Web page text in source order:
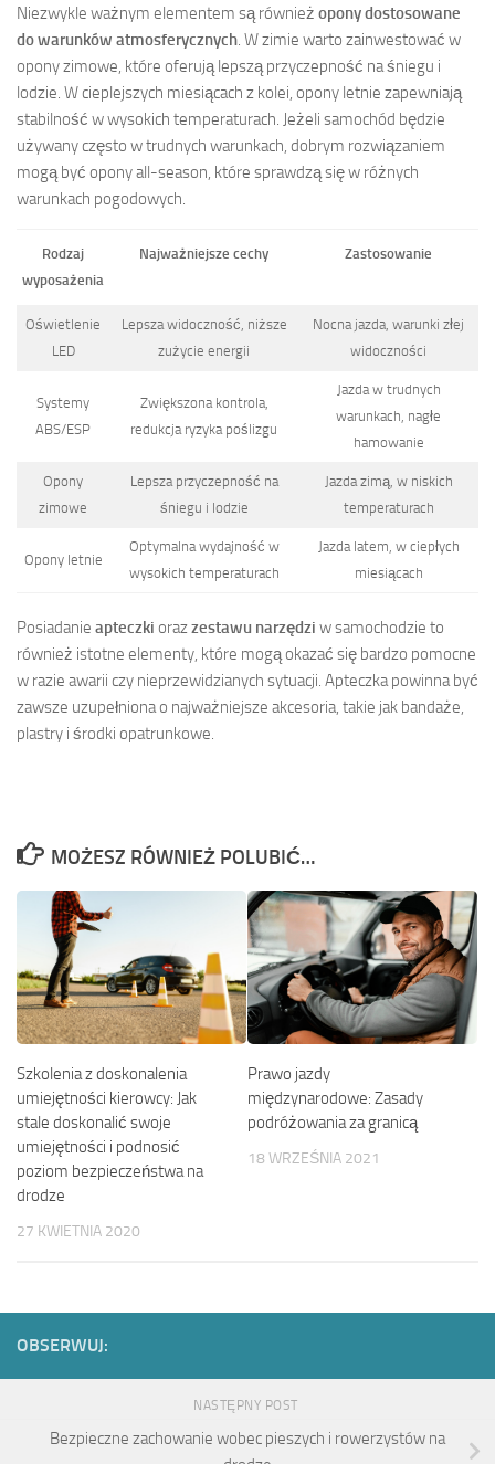
Niezwykle ważnym elementem są również opony dostosowane
do warunków atmosferycznych . W zimie warto zainwestować w
opony zimowe, które oferują lepszą przyczepność na śniegu i
lodzie. W cieplejszych miesiącach z kolei, opony letnie zapewniają
stabilność w wysokich temperaturach. Jeżeli samochód będzie
używany często w trudnych warunkach, dobrym rozwiązaniem
mogą być opony all-season, które sprawdzą się w różnych
warunkach pogodowych.
Rodzaj
wyposażenia
Najważniejsze cechy Zastosowanie
Oświetlenie
LED
Lepsza widoczność, niższe
zużycie energii
Nocna jazda, warunki złej
widoczności
Systemy
ABS/ESP
Zwiększona kontrola,
redukcja ryzyka poślizgu
Jazda w trudnych
warunkach, nagłe
hamowanie
Opony
zimowe
Lepsza przyczepność na
śniegu i lodzie
Jazda zimą, w niskich
temperaturach
Opony letnie
Optymalna wydajność w
wysokich temperaturach
Jazda latem, w ciepłych
miesiącach
Posiadanie apteczki orazzestawu narzędzi w samochodzie to
również istotne elementy, które mogą okazać się bardzo pomocne
w razie awarii czy nieprzewidzianych sytuacji. Apteczka powinna być
zawsze uzupełniona o najważniejsze akcesoria, takie jak bandaże,
plastry i środki opatrunkowe.
MOŻESZ RÓWNIEŻ POLUBIĆ…
Szkolenia z doskonalenia
umiejętności kierowcy: Jak
stale doskonalić swoje
umiejętności i podnosić
poziom bezpieczeństwa na
drodze
27 KWIETNIA 2020
Prawo jazdy
międzynarodowe: Zasady
podróżowania za granicą
18 WRZEŚNIA 2021
OBSERWUJ:
NASTĘPNY POST
Bezpieczne zachowanie wobec pieszych i rowerzystów na